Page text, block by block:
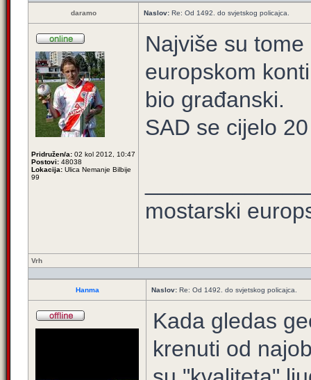
daramo Naslov: Re: Od 1492. do svjetskog policajca.
Pridružen/a: 02 kol 2012, 10:47
Postovi: 48038
Lokacija: Ulica Nemanje Bilbije
99
Najviše su
europskom
bio građanski.
SAD se cijelo
mostarski
Vrh
Hanma Naslov: Re: Od 1492. do svjetskog policajca.
Kada gledas
krenuti od